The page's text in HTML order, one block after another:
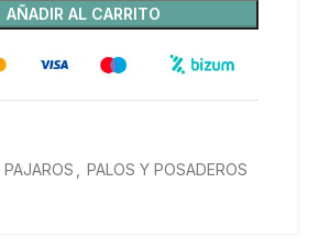
AÑADIR AL CARRITO
PAJAROS
PALOS Y POSADEROS